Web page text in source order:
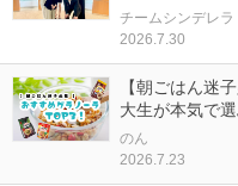
チームシンデレラ
2026.7.30
【朝ごはん迷
大生が本気で選
のん
2026.7.23